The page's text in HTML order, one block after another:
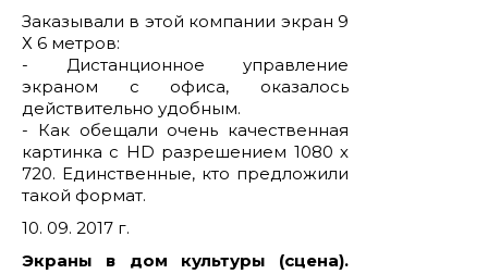
Заказывали в этой компании экран 9
Х 6 метров:
- Дистанционное управление
экраном с офиса, оказалось
действительно удобным.
- Как обещали очень качественная
картинка с HD разрешением 1080 х
720. Единственные, кто предложили
такой формат.
10. 09. 2017 г.
Экраны в дом культуры (сцена).